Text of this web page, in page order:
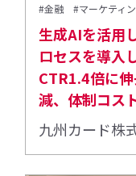
#金融 #マーケティ
生成AIを活用
ロセスを導入
CTR1.4倍に
減、体制コス
九州カード株